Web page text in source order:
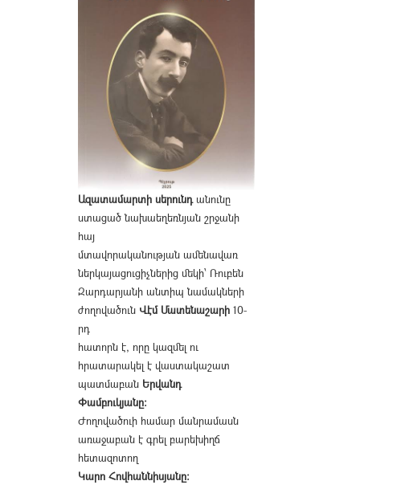
Ազատամարտի սերունդանունը
ստացած նախաեղեռնյան շրջանի
հայ
մտավորականության ամենավառ
ներկայացուցիչներից մեկի՝ Ռուբեն
Զարդարյանի անտիպ նամակների
ժողովածուն Վէմ Մատենաշարի 10-
րդ
հատորն է, որը կազմել ու
հրատարակել է վաստակաշատ
պատմաբան Երվանդ
Փամբուկյանը։
Ժողովածուի համար մանրամասն
առաջաբան է գրել բարեխիղճ
հետազոտող
Կարո Հովհաննիսյանը։